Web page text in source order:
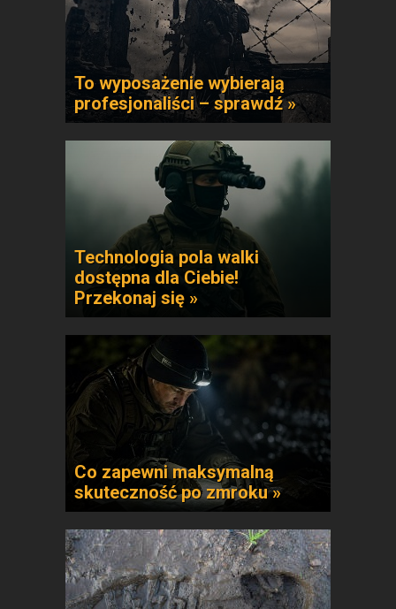
To wyposażenie wybierają
profesjonaliści – sprawdź »
Technologia pola walki
dostępna dla Ciebie!
Przekonaj się »
Co zapewni maksymalną
skuteczność po zmroku »